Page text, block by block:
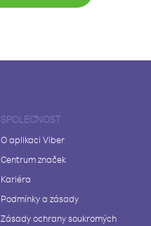
SPOLEČNOST
O aplikaci Viber
Centrum značek
Kariéra
Podmínky a zásady
Zásady ochrany soukromých